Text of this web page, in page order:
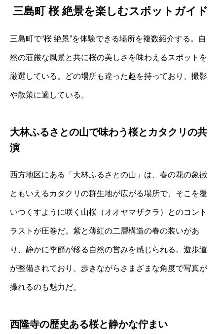
三島町 桜 絶景を楽しむスポットガイド
三島町で“桜 絶景”を体験できる場所を複数紹介する。自
然の荘厳な風景と共に桜の美しさを味わえるスポットを
厳選している。どの場所も違った趣を持っており、撮影
や散策に適している。
大林ふるさとの山で味わう桜とカタクリの共
演
西方地区にある「大林ふるさとの山」は、春の花の象徴
ともいえるカタクリの群生地が広がる場所で、そこを覆
いつくすように咲く山桜（オオヤマザクラ）とのコント
ラストが圧巻だ。紫と薄紅の二層構造の春の装いがあ
り、静かに季節が移る自然の営みを感じられる。遊歩道
が整備されており、歩きながらさまざまな角度で写真が
撮れるのも魅力だ。
西隆寺の歴史ある桜と静かな佇まい